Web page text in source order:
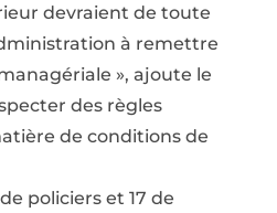
devraient de toute
à remettre
», ajoute le
des règles
de conditions de
policiers et 17 de